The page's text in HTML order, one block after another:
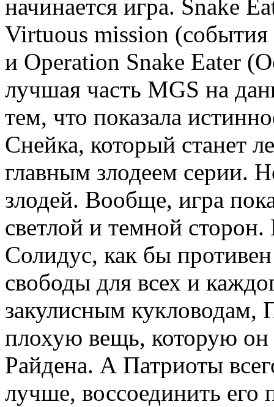
начинается игра. Snake
Virtuous mission
и Operation Snake Eater
лучшая часть MGS на
тем, что показала
Снейка, который станет
главным злодеем серии.
злодей. Вообще, игра
светлой и темной
Солидус, как бы
свободы для всех и
закулисным кукловодам,
плохую вещь, которую он
Райдена. А Патриоты
лучше, воссоединить